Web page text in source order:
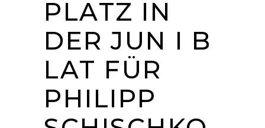
PLATZ IN
DER JUN I B
LAT FÜR
PHILIPP